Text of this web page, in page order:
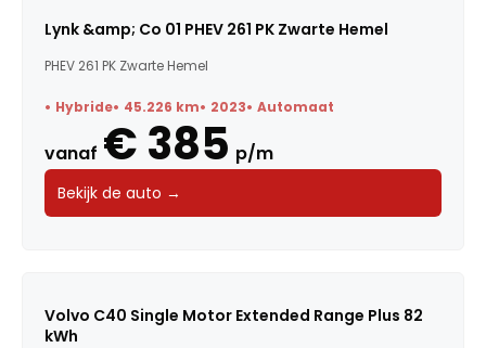
Lynk &amp; Co 01 PHEV 261 PK Zwarte Hemel
PHEV 261 PK Zwarte Hemel
Hybride 45.226 km 2023 Automaat
vanaf € 385 p/m
Bekijk de auto →
Volvo C40 Single Motor Extended Range Plus 82
kWh